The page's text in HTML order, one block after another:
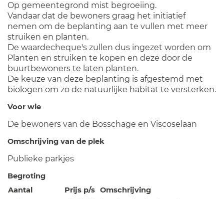
Op gemeentegrond mist begroeiing.
Vandaar dat de bewoners graag het initiatief
nemen om de beplanting aan te vullen met meer
struiken en planten.
De waardecheque's zullen dus ingezet worden om
Planten en struiken te kopen en deze door de
buurtbewoners te laten planten.
De keuze van deze beplanting is afgestemd met
biologen om zo de natuurlijke habitat te versterken.
Voor wie
De bewoners van de Bosschage en Viscoselaan
Omschrijving van de plek
Publieke parkjes
Begroting
Aantal
Prijs p/s Omschrijving